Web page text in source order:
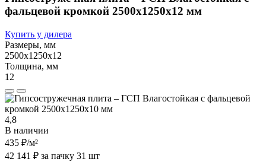
фальцевой кромкой 2500х1250х12 мм
Купить у дилера
Размеры, мм
2500х1250х12
Толщина, мм
12
4,8
В наличии
435 ₽/м²
42 141 ₽ за пачку 31 шт